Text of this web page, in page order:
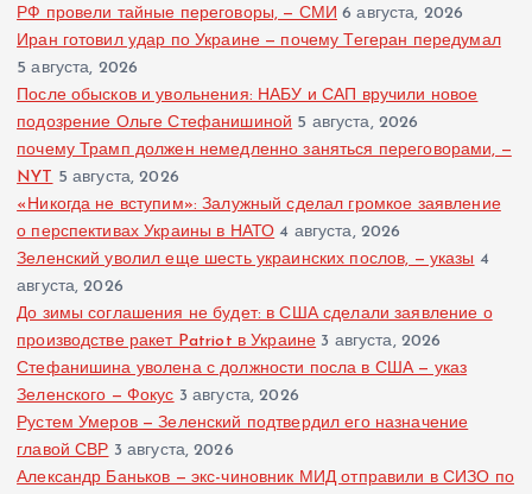
РФ провели тайные переговоры, — СМИ 6 августа, 2026
Иран готовил удар по Украине — почему Тегеран передумал
5 августа, 2026
После обысков и увольнения: НАБУ и САП вручили новое
подозрение Ольге Стефанишиной 5 августа, 2026
почему Трамп должен немедленно заняться переговорами, —
NYT 5 августа, 2026
«Никогда не вступим»: Залужный сделал громкое заявление
о перспективах Украины в НАТО 4 августа, 2026
Зеленский уволил еще шесть украинских послов, — указы 4
августа, 2026
До зимы соглашения не будет: в США сделали заявление о
производстве ракет Patriot в Украине 3 августа, 2026
Стефанишина уволена с должности посла в США — указ
Зеленского — Фокус 3 августа, 2026
Рустем Умеров — Зеленский подтвердил его назначение
главой СВР 3 августа, 2026
Александр Баньков — экс-чиновник МИД отправили в СИЗО по